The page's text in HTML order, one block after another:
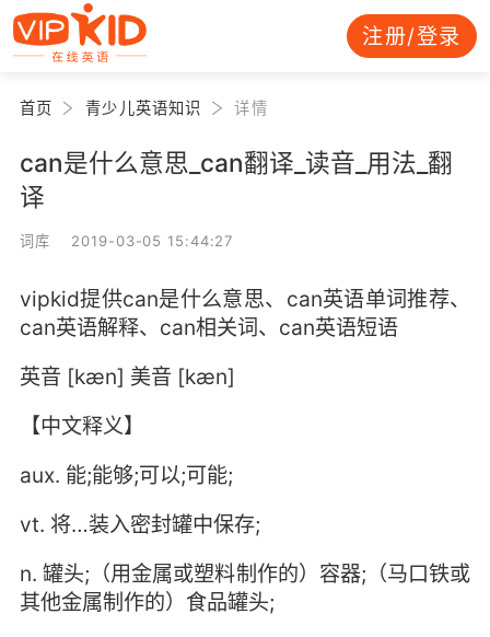
注册/登录
首页 青少儿英语知识 详情
can是什么意思_can翻译_读音_用法_翻
译
词库 2019-03-05 15:44:27
vipkid提供can是什么意思、can英语单词推荐、
can英语解释、can相关词、can英语短语
英音 [kæn] 美音 [kæn]
【中文释义】
aux. 能;能够;可以;可能;
vt. 将…装入密封罐中保存;
n. 罐头;（用金属或塑料制作的）容器;（马口铁或
其他金属制作的）食品罐头;